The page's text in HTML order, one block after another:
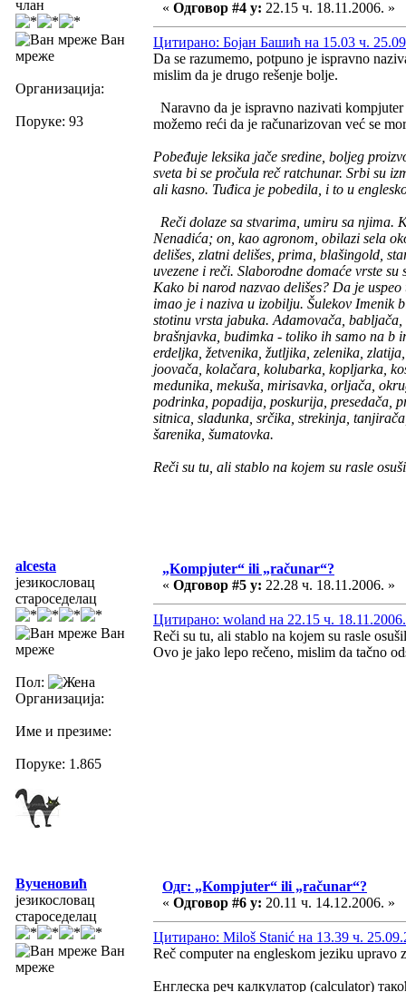
члан
Ван
мреже
Организација:
Поруке: 93
« Одговор #4 у: 22.15 ч. 18.11.2006. »
Цитирано: Бојан Башић на 15.03 ч.
Da se razumemo, potpuno je ispravno
mislim da je drugo rešenje bolje.
Naravno da je ispravno nazivati
možemo reći da je računarizovan već se
Pobeđuje leksika jače sredine, boljeg
sveta bi se pročula reč ratchunar. Srbi su
ali kasno. Tuđica je pobedila, i to u
Reči dolaze sa stvarima, umiru sa njima.
Nenadića; on, kao agronom, obilazi sela
delišes, zlatni delišes, prima, blašingold,
uvezene i reči. Slaborodne domaće vrste su
Kako bi narod nazvao delišes? Da je
imao je i naziva u izobilju. Šulekov Imenik
stotinu vrsta jabuka. Adamovača,
brašnjavka, budimka - toliko ih samo na b
erdeljka, žetvenika, žutljika, zelenika,
joovača, kolačara, kolubarka, kopljarka,
medunika, mekuša, mirisavka, orljača,
podrinka, popadija, poskurija, presedača,
sitnica, sladunka, srčika, strekinja,
šarenika, šumatovka.
Reči su tu, ali stablo na kojem su rasle
alcesta
језикословац
староседелац
Ван
мреже
Пол:
Организација:
Име и презиме:
Поруке: 1.865
„Kompjuter“ ili „računar“?
« Одговор #5 у: 22.28 ч. 18.11.2006. »
Цитирано: woland на 22.15 ч. 18.11.2006.
Reči su tu, ali stablo na kojem su rasle
Ovo je jako lepo rečeno, mislim da tačno
Вученовић
језикословац
староседелац
Ван
мреже
Одг: „Kompjuter“ ili „računar“?
« Одговор #6 у: 20.11 ч. 14.12.2006. »
Цитирано: Miloš Stanić на 13.39 ч.
Reč computer na engleskom jeziku
Енглеска реч калкулатор (calculator)